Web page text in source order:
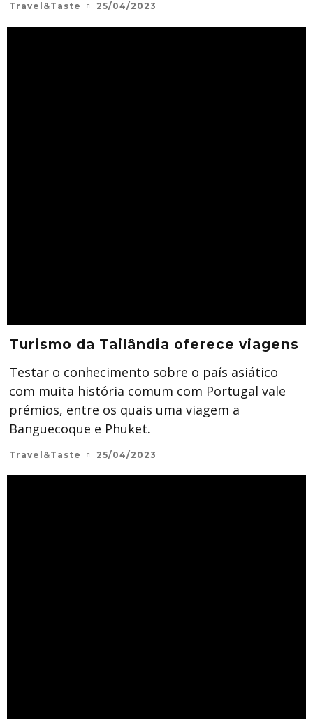
Travel&Taste 25/04/2023
Turismo da Tailândia oferece viagens
Testar o conhecimento sobre o país asiático
com muita história comum com Portugal vale
prémios, entre os quais uma viagem a
Banguecoque e Phuket.
Travel&Taste 25/04/2023